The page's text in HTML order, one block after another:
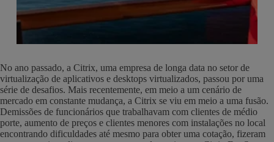
No ano passado, a Citrix, uma empresa de longa data no setor de
virtualização de aplicativos e desktops virtualizados, passou por uma
série de desafios. Mais recentemente, em meio a um cenário de
mercado em constante mudança, a Citrix se viu em meio a uma fusão.
Demissões de funcionários que trabalhavam com clientes de médio
porte, aumento de preços e clientes menores com instalações no local
encontrando dificuldades até mesmo para obter uma cotação, fizeram